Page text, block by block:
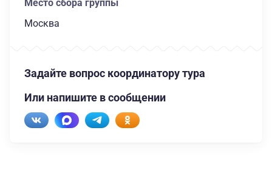
Место сбора группы
Москва
Задайте вопрос координатору тура
Или напишите в сообщении